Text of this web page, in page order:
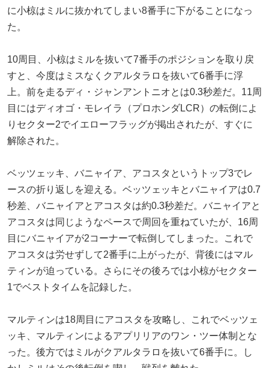
に小椋はミルに抜かれてしまい8番手に下がることになっ
た。
10周目、小椋はミルを抜いて7番手のポジションを取り戻
すと、今度はミスなくクアルタラロを抜いて6番手に浮
上。前を走るディ・ジャンアントニオとは0.3秒差だ。11周
目にはディオゴ・モレイラ（プロホンダLCR）の転倒によ
りセクター2でイエローフラッグが掲出されたが、すぐに
解除された。
ベッツェッキ、バニャイア、アコスタというトップ3でレ
ースの折り返しを迎える。ベッツェッキとバニャイアは0.7
秒差、バニャイアとアコスタは約0.3秒差だ。バニャイアと
アコスタは同じようなペースで周回を重ねていたが、16周
目にバニャイアが2コーナーで転倒してしまった。これで
アコスタは労せずして2番手に上がったが、背後にはマル
ティンが迫っている。さらにその後ろでは小椋がセクター
1でベストタイムを記録した。
マルティンは18周目にアコスタを攻略し、これでベッツェ
ッキ、マルティンによるアプリリアのワン・ツー体制とな
った。後方ではミルがクアルタラロを抜いて6番手に。し